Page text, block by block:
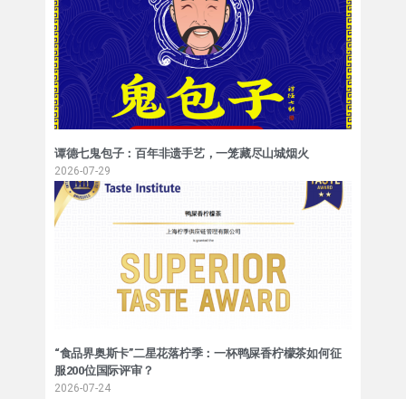
谭德七鬼包子：百年非遗手艺，一笼藏尽山城烟火
2026-07-29
“食品界奥斯卡”二星花落柠季：一杯鸭屎香柠檬茶如何征
服200位国际评审？
2026-07-24